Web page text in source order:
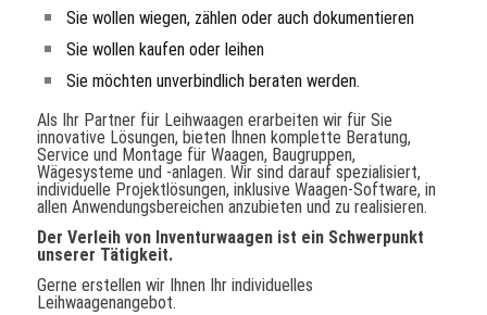
Sie wollen wiegen, zählen oder auch dokumentieren
Sie wollen kaufen oder leihen
Sie möchten unverbindlich beraten werden.
Als Ihr Partner für Leihwaagen erarbeiten wir für Sie
innovative Lösungen, bieten Ihnen komplette Beratung,
Service und Montage für Waagen, Baugruppen,
Wägesysteme und -anlagen. Wir sind darauf spezialisiert,
individuelle Projektlösungen, inklusive Waagen-Software, in
allen Anwendungsbereichen anzubieten und zu realisieren.
Der Verleih von Inventurwaagen ist ein Schwerpunkt
unserer Tätigkeit.
Gerne erstellen wir Ihnen Ihr individuelles
Leihwaagenangebot.